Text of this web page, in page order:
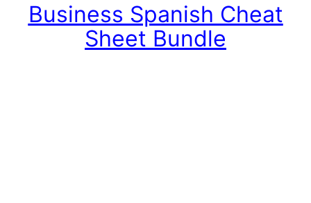
Business Spanish Cheat
Sheet Bundle